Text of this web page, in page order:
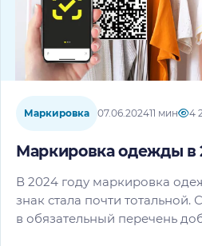
Маркировка 07.06.202411 мин 4
Маркировка одежды в
В 2024 году маркировка
знак стала почти тотальной.
в обязательный перечень